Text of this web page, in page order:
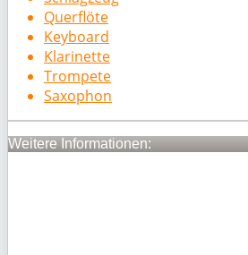
Querflöte
Keyboard
Klarinette
Trompete
Saxophon
Weitere Informationen: